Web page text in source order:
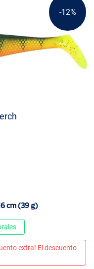
-12%
cm (39 g)
extra! El descuento